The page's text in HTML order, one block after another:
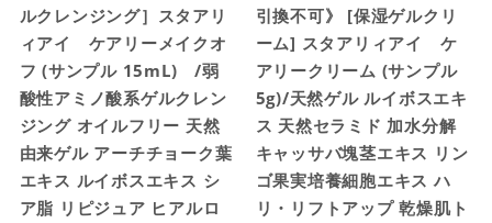
ルクレンジング］スタアリ
ィアイ ケアリーメイクオ
フ (サンプル 15mL) /弱
酸性アミノ酸系ゲルクレン
ジング オイルフリー 天然
由来ゲル アーチチョーク葉
エキス ルイボスエキス シ
ア脂 リピジュア ヒアルロ
引換不可》 [保湿ゲルクリ
ーム] スタアリィアイ ケ
アリークリーム (サンプル
5g)/天然ゲル ルイボスエキ
ス 天然セラミド 加水分解
キャッサバ塊茎エキス リン
ゴ果実培養細胞エキス ハ
リ・リフトアップ 乾燥肌ト